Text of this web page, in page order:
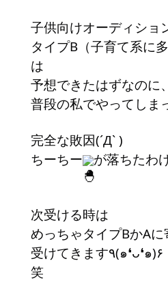
子供向けオーディショ
タイプB（子育て系に
は
予想できたはずなのに
普段の私でやってしま
完全な敗因(´Д` )
ちーちー
が落ちたわ
次受ける時は
めっちゃタイプBかAに
受けてきます٩(๑❛ᴗ❛๑)۶
笑